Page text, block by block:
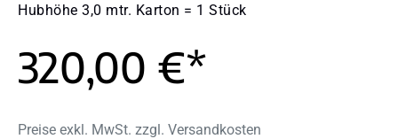
Hubhöhe 3,0 mtr. Karton = 1 Stück
320,00 €*
Preise exkl. MwSt. zzgl. Versandkosten